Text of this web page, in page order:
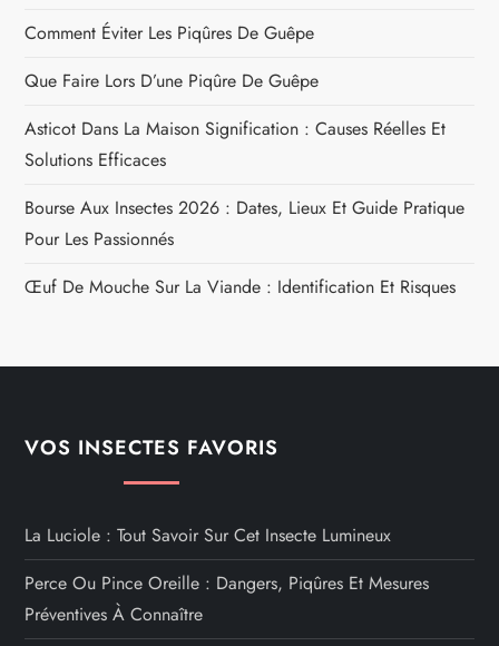
Comment Éviter Les Piqûres De Guêpe
Que Faire Lors D’une Piqûre De Guêpe
Asticot Dans La Maison Signification : Causes Réelles Et
Solutions Efficaces
Bourse Aux Insectes 2026 : Dates, Lieux Et Guide Pratique
Pour Les Passionnés
Œuf De Mouche Sur La Viande : Identification Et Risques
VOS INSECTES FAVORIS
La Luciole : Tout Savoir Sur Cet Insecte Lumineux
Perce Ou Pince Oreille : Dangers, Piqûres Et Mesures
Préventives À Connaître